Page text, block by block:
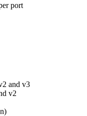
port
and v3
v2